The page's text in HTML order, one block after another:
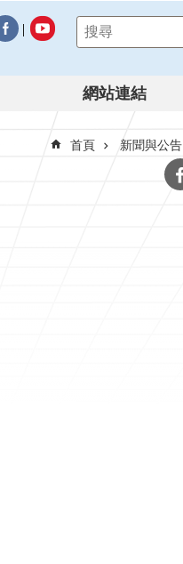
網站連結
首頁 新聞與公告